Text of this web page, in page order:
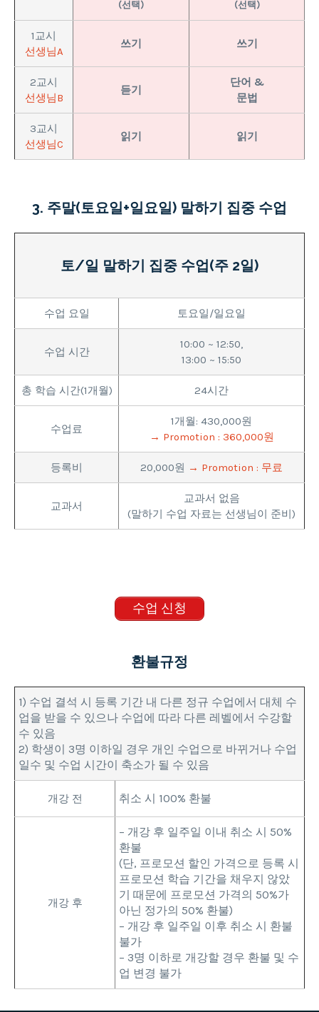
(선택) (선택)
1교시
선생님A
쓰기 쓰기
2교시
선생님B
듣기
단어 &
문법
3교시
선생님C
읽기 읽기
3. 주말(토요일+일요일) 말하기 집중 수업
토/일 말하기 집중 수업(주 2일)
수업 요일 토요일/일요일
수업 시간
10:00 ~ 12:50,
13:00 ~ 15:50
총 학습 시간(1개월) 24시간
수업료
1개월: 430,000원
→ Promotion : 360,000원
등록비 20,000원 → Promotion : 무료
교과서
교과서 없음
(말하기 수업 자료는 선생님이 준비)
수업 신청
환불규정
1) 수업 결석 시 등록 기간 내 다른 정규 수업에서 대체 수
업을 받을 수 있으나 수업에 따라 다른 레벨에서 수강할
수 있음
2) 학생이 3명 이하일 경우 개인 수업으로 바뀌거나 수업
일수 및 수업 시간이 축소가 될 수 있음
개강 전 취소 시 100% 환불
개강 후
– 개강 후 일주일 이내 취소 시 50%
환불
(단, 프로모션 할인 가격으로 등록 시
프로모션 학습 기간을 채우지 않았
기 때문에 프로모션 가격의 50%가
아닌 정가의 50% 환불)
– 개강 후 일주일 이후 취소 시 환불
불가
– 3명 이하로 개강할 경우 환불 및 수
업 변경 불가